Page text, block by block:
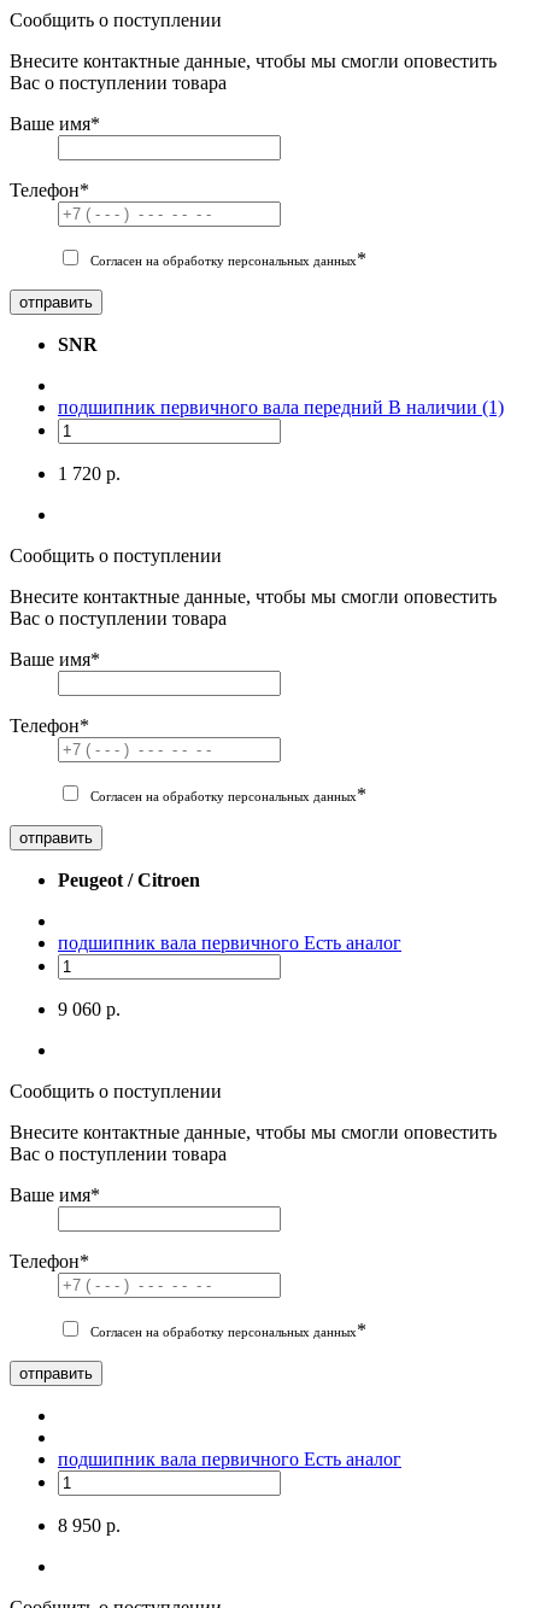
Сообщить о поступлении
Внесите контактные данные, чтобы мы смогли оповестить
Вас о поступлении товара
Ваше имя*
Телефон*
Согласен на обработку персональных данных*
отправить
SNR
подшипник первичного вала передний В наличии (1)
1 720 р.
Сообщить о поступлении
Внесите контактные данные, чтобы мы смогли оповестить
Вас о поступлении товара
Ваше имя*
Телефон*
Согласен на обработку персональных данных*
отправить
Peugeot / Citroen
подшипник вала первичного Есть аналог
9 060 р.
Сообщить о поступлении
Внесите контактные данные, чтобы мы смогли оповестить
Вас о поступлении товара
Ваше имя*
Телефон*
Согласен на обработку персональных данных*
отправить
подшипник вала первичного Есть аналог
8 950 р.